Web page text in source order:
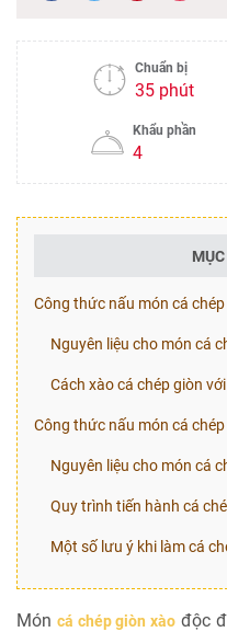
Chuẩn bị
35 phút
Khẩu phần
4
Công thức nấu món cá
Nguyên liệu cho món cá
Cách xào cá chép giòn
Công thức nấu món cá
Nguyên liệu cho món cá
Quy trình tiến hành cá
Một số lưu ý khi làm cá
Món cá chép giòn xào độc